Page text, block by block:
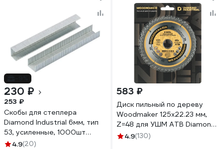
230 ₽
253 ₽
Скобы для степлера
Diamond Industrial 6мм, тип
53, усиленные, 1000шт
DIDSKOB536
4.9(20)
583 ₽
Диск пильный по дереву
Woodmaker 125x22.23 мм,
Z=48 для УШМ ATB Diamond
Industrial DIDD125Z48
4.9(130)